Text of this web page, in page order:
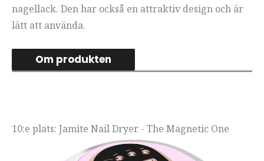
nagellack. Den har också en attraktiv design och är
lätt att använda.
Om produkten
10:e plats: Jamite Nail Dryer - The Magnetic One